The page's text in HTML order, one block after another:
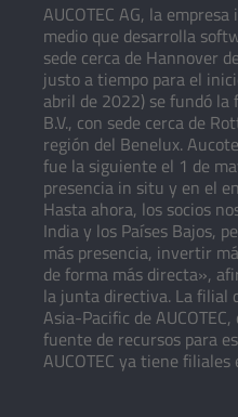
AUCOTEC AG, la
medio que desarrolla
sede cerca de Hannover
justo a tiempo para el
abril de 2022) se fundó
B.V., con sede cerca de
región del Benelux.
fue la siguiente el 1 de
presencia in situ y en el
Hasta ahora, los socios
India y los Países Bajos,
más presencia, invertir
de forma más directa»,
la junta directiva. La filial
Asia-Pacific de
fuente de recursos para
AUCOTEC ya tiene